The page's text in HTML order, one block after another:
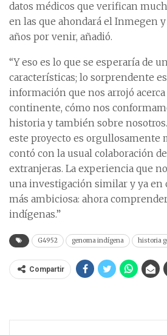
datos médicos que verifican
en las que ahondará el Inmegen
años por venir, añadió.
“Y eso es lo que se esperaría de
características; lo sorprendente
información que nos arrojó
continente, cómo nos
historia y también sobre nosotros.
este proyecto es orgullosamente
contó con la usual colaboración
extranjeras. La experiencia que
una investigación similar y ya en
más ambiciosa: ahora
indígenas.”
G4952 genoma indígena historia
Compartir